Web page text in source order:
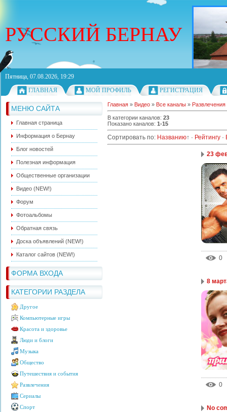
РУССКИЙ БЕРНАУ
Пятница, 07.08.2026, 19:29
ГЛАВНАЯ
МОЙ ПРОФИЛЬ РЕГИСТРАЦИЯ
МЕНЮ САЙТА
Главная страница
Информация о Бернау
Блог новостей
Полезная информация
Общественные организации
Видео (NEW!)
Форум
Фотоальбомы
Обратная связь
Доска объявлений (NEW!)
Каталог сайтов (NEW!)
ФОРМА ВХОДА
КАТЕГОРИИ РАЗДЕЛА
Другое
Компьютерные игры
Красота и здоровье
Люди и блоги
Музыка
Общество
Путешествия и события
Развлечения
Сериалы
Спорт
Главная » Видео » Все каналы » Развлечения
В категории каналов: 23
Показано каналов: 1-15
Сортировать по: Названию↑ · Рейтингу ·
23
0
8
0
No